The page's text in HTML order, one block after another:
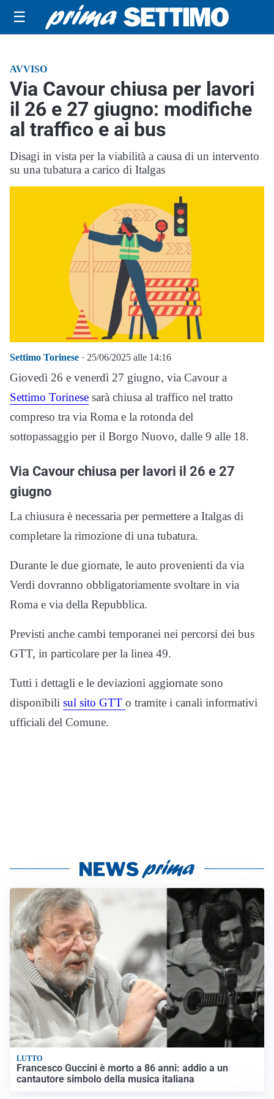
☰
AVVISO
Via Cavour chiusa per lavori
il 26 e 27 giugno: modifiche
al traffico e ai bus
Disagi in vista per la viabilità a causa di un intervento
su una tubatura a carico di Italgas
Settimo Torinese · 25/06/2025 alle 14:16
Giovedì 26 e venerdì 27 giugno, via Cavour a
Settimo Torinese sarà chiusa al traffico nel tratto
compreso tra via Roma e la rotonda del
sottopassaggio per il Borgo Nuovo, dalle 9 alle 18.
Via Cavour chiusa per lavori il 26 e 27
giugno
La chiusura è necessaria per permettere a Italgas di
completare la rimozione di una tubatura.
Durante le due giornate, le auto provenienti da via
Verdi dovranno obbligatoriamente svoltare in via
Roma e via della Repubblica.
Previsti anche cambi temporanei nei percorsi dei bus
GTT, in particolare per la linea 49.
Tutti i dettagli e le deviazioni aggiornate sono
disponibili sul sito GTT o tramite i canali informativi
ufficiali del Comune.
LUTTO
Francesco Guccini è morto a 86 anni: addio a un
cantautore simbolo della musica italiana